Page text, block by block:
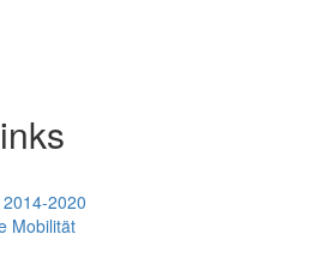
2020
Mobilität